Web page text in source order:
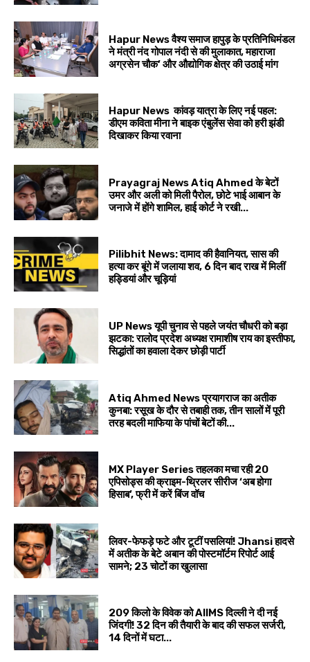
Hapur News वैश्य समाज हापुड़ के प्रतिनिधिमंडल
ने मंत्री नंद गोपाल नंदी से की मुलाकात, महाराजा
अग्रसेन चौक’ और औद्योगिक क्षेत्र की उठाई मांग
Hapur News कांवड़ यात्रा के लिए नई पहल:
डीएम कविता मीना ने बाइक एंबुलेंस सेवा को हरी झंडी
दिखाकर किया रवाना
Prayagraj News Atiq Ahmed के बेटों
उमर और अली को मिली पैरोल, छोटे भाई आबान के
जनाजे में होंगे शामिल, हाई कोर्ट ने रखी...
Pilibhit News: दामाद की हैवानियत, सास की
हत्या कर बूंगे में जलाया शव, 6 दिन बाद राख में मिलीं
हड्डियां और चूड़ियां
UP News यूपी चुनाव से पहले जयंत चौधरी को बड़ा
झटका: रालोद प्रदेश अध्यक्ष रामाशीष राय का इस्तीफा,
सिद्धांतों का हवाला देकर छोड़ी पार्टी
Atiq Ahmed News प्रयागराज का अतीक
कुनबा: रसूख के दौर से तबाही तक, तीन सालों में पूरी
तरह बदली माफिया के पांचों बेटों की...
MX Player Series तहलका मचा रही 20
एपिसोड्स की क्राइम-थ्रिलर सीरीज ‘अब होगा
हिसाब’, फ्री में करें बिंज वॉच
लिवर-फेफड़े फटे और टूटीं पसलियां! Jhansi हादसे
में अतीक के बेटे अबान की पोस्टमॉर्टम रिपोर्ट आई
सामने; 23 चोटों का खुलासा
209 किलो के विवेक को AIIMS दिल्ली ने दी नई
जिंदगी! 32 दिन की तैयारी के बाद की सफल सर्जरी,
14 दिनों में घटा...